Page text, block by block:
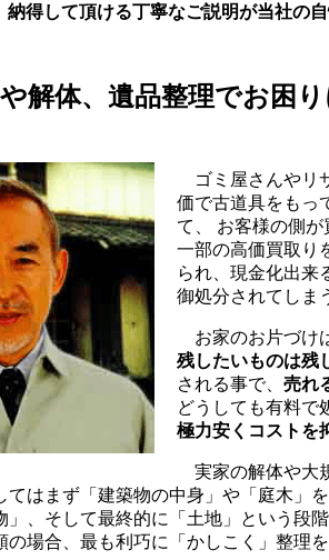
納得して頂ける丁寧なご説明が当社の
解体、遺品整理でお困
ゴミ屋さんやリ
価で古道具をもっ
て、 お客様の側
一部の高価買取り
られ、現金化出来
御処分されてしま
お家のお片づけ
残したいものは残
される事で、 売れ
どうしても有料で
極力安くコストを
実家の解体や大
てはまず「建築物の中身」や「庭木」
」、そして最終的に「土地」という段
の場合、最も利巧に「かしこく」整理